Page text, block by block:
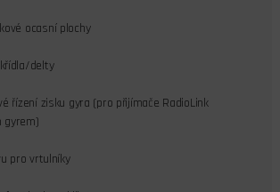
ocasní plochy
delty
řízení zisku gyra (pro přijímače RadioLink
gyrem)
pro vrtulníky